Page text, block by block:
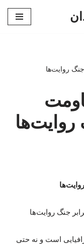
روایت‌ها
روایت‌ها
است و نه حتی